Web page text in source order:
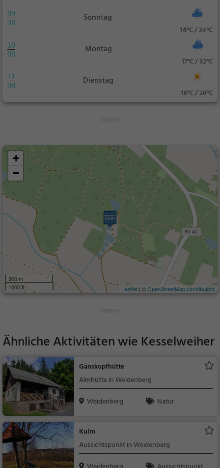
09
08
Sonntag
14°C / 34°C
10
08
Montag
17°C / 32°C
11
08
Dienstag
16°C / 26°C
+
−
300 m
1000 ft
Leaflet | ©OpenStreetMap contributors
Ähnliche Aktivitäten wie Kesselweiher
Gänskopfhütte
Almhütte in Weidenberg
Weidenberg
Natur
Kulm
Aussichtspunkt in Weidenberg